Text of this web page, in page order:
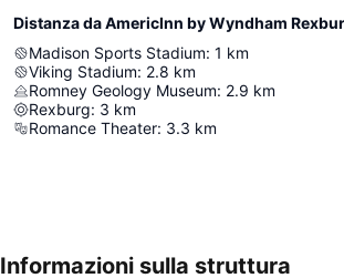
Distanza da AmericInn by Wyndham
Madison Sports Stadium: 1 km
Viking Stadium: 2.8 km
Romney Geology Museum: 2.9 km
Rexburg: 3 km
Romance Theater: 3.3 km
Informazioni sulla struttura